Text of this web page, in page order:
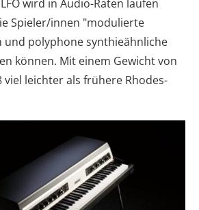
wird in Audio-Raten laufen
Spieler/innen "modulierte
und polyphone synthieähnliche
können. Mit einem Gewicht von
viel leichter als frühere Rhodes-